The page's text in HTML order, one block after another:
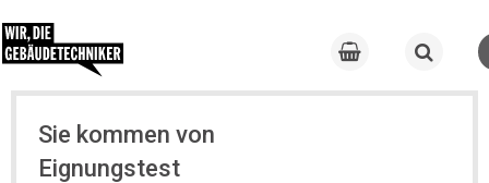
Sie kommen von
Eignungstest